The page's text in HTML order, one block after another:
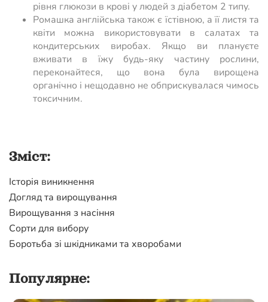
рівня глюкози в крові у людей з діабетом 2 типу.
Ромашка англійська також є їстівною, а її листя та
квіти можна використовувати в салатах та
кондитерських виробах. Якщо ви плануєте
вживати в їжу будь-яку частину рослини,
переконайтеся, що вона була вирощена
органічно і нещодавно не обприскувалася чимось
токсичним.
Зміст:
Історія виникнення
Догляд та вирощування
Вирощування з насіння
Сорти для вибору
Боротьба зі шкідниками та хворобами
Популярне: